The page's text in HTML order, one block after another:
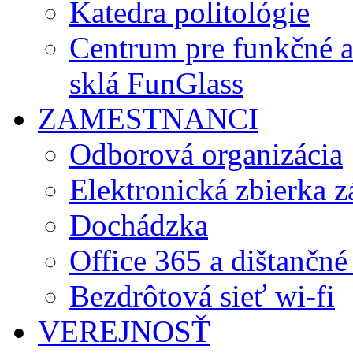
Katedra politológie
Centrum pre funkčné
sklá FunGlass
ZAMESTNANCI
Odborová organizácia
Elektronická zbierka
Dochádzka
Office 365 a
Bezdrôtová sieť wi-fi
VEREJNOSŤ